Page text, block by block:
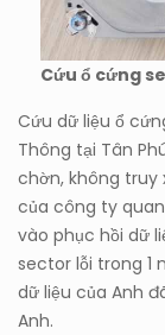
Cứu ổ cứng
Cứu dữ liệu ổ
Thông tại Tân
chờn, không truy
của công ty
vào phục hồi dữ
sector lỗi trong 1
dữ liệu của Anh
Anh.